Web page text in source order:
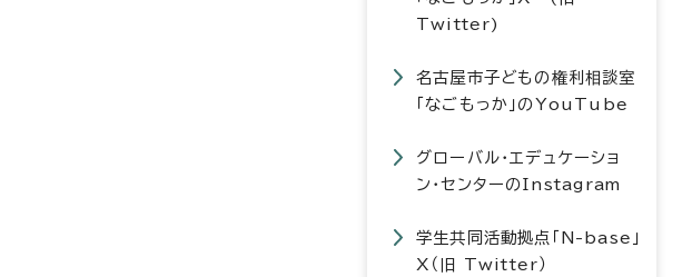
Twitter)
名古屋市子どもの権利相談室
「なごもっか」のYouTube
グローバル・エデュケーショ
ン・センターのInstagram
学生共同活動拠点「N-base」
X（旧 Twitter）